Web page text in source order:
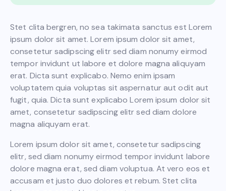
Stet clita bergren, no sea takimata sanctus est Lorem
ipsum dolor sit amet. Lorem ipsum dolor sit amet,
consetetur sadipscing elitr sed diam nonumy eirmod
tempor invidunt ut labore et dolore magna aliquyam
erat. Dicta sunt explicabo. Nemo enim ipsam
voluptatem quia voluptas sit aspernatur aut odit aut
fugit, quia. Dicta sunt explicabo Lorem ipsum dolor sit
amet, consetetur sadipscing elitr sed diam dolore
magna aliquyam erat.
Lorem ipsum dolor sit amet, consetetur sadipscing
elitr, sed diam nonumy eirmod tempor invidunt labore
dolore magna erat, sed diam voluptua. At vero eos et
accusam et justo duo dolores et rebum. Stet clita